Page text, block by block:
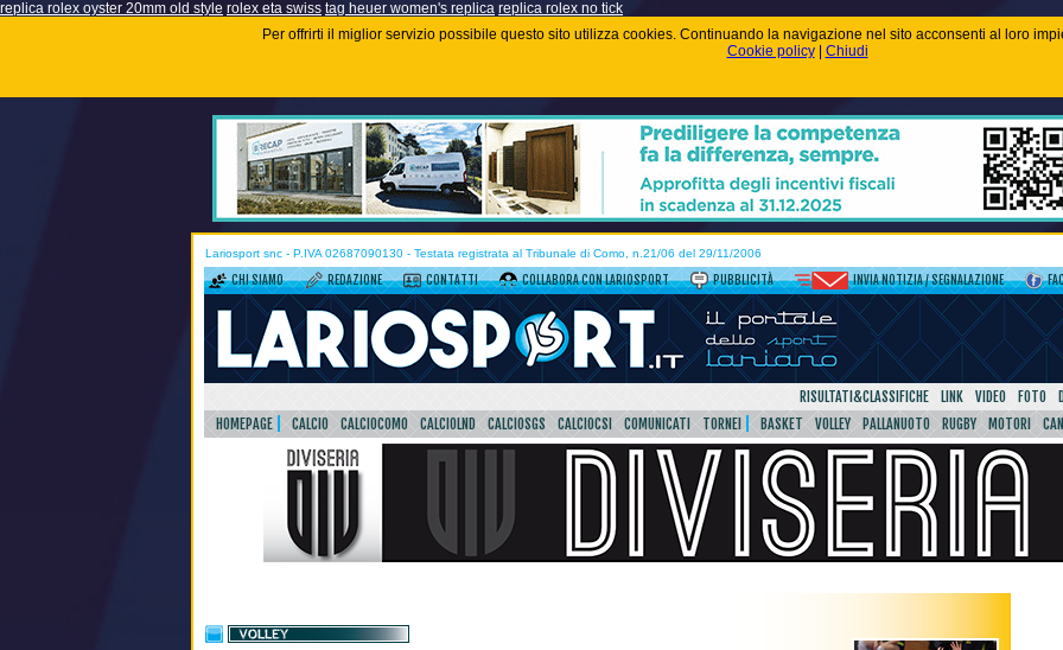
replica rolex oyster 20mm old style rolex eta swiss tag heuer women's replica replica rolex no tick
Per offrirti il miglior servizio possibile questo sito utilizza cookies. Continuando la navigazione nel sito acconsenti al loro
Cookie policy| Chiudi
Lariosport snc - P.IVA 02687090130 - Testata registrata al Tribunale di Como, n.21/06 del 29/11/2006
CHI SIAMO REDAZIONE CONTATTI COLLABORA CON LARIOSPORT PUBBLICITÀ INVIA NOTIZIA / SEGNALAZIONE
RISULTATI&CLASSIFICHE LINK VIDEO FOTO
HOMEPAGE
CALCIO CALCIOCOMO CALCIOLND CALCIOSGS CALCIOCSI COMUNICATI TORNEI BASKET VOLLEY PALLANUOTO RUGBY MOTORI